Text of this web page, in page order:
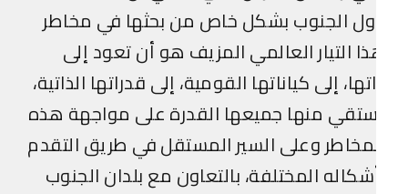
الجنوب بشكل خاص من بحثها في مخاطر
التيار العالمي المزيف هو أن تعود إلى
إلى كياناتها القومية، إلى قدراتها الذاتية،
منها جميعها القدرة على مواجهة هذه
وعلى السير المستقل في طريق التقدم
المختلفة، بالتعاون مع بلدان الجنوب